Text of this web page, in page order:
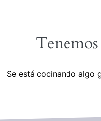
Se está cocinando algo